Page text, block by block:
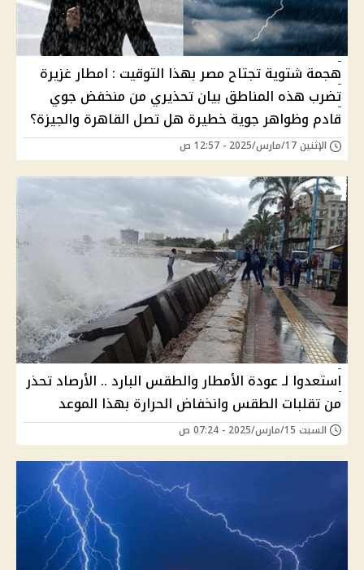
هجمة شتوية تجتاح مصر بهذا التوقيت : امطار غزيرة
تضرب هذه المناطق بيان تحذيري من منخفض جوي
قادم وظواهر جوية خطيرة هل تصل القاهرة والجيزة؟
الإثنين 17/مارس/2025 - 12:57 ص
استعدوا لـ عودة الأمطار والطقس البارد .. الأرصاد تحذر
من تقلبات الطقس وانخفاض الحرارة بهذا الموعد
السبت 15/مارس/2025 - 07:24 ص